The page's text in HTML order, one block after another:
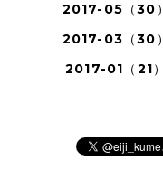
2017-05（30）
2017-03（30）
2017-01（21）